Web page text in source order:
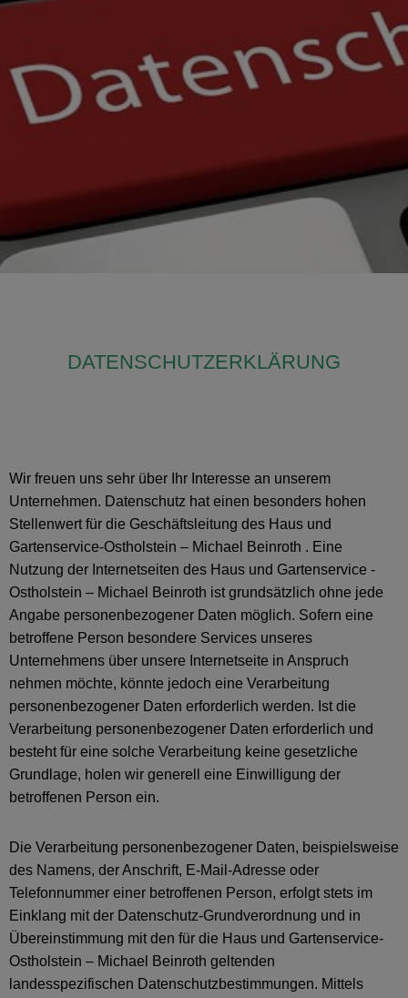
DATENSCHUTZERKLÄRUNG
Wir freuen uns sehr über Ihr Interesse an unserem
Unternehmen. Datenschutz hat einen besonders hohen
Stellenwert für die Geschäftsleitung des Haus und
Gartenservice-Ostholstein – Michael Beinroth . Eine
Nutzung der Internetseiten des Haus und Gartenservice -
Ostholstein – Michael Beinroth ist grundsätzlich ohne jede
Angabe personenbezogener Daten möglich. Sofern eine
betroffene Person besondere Services unseres
Unternehmens über unsere Internetseite in Anspruch
nehmen möchte, könnte jedoch eine Verarbeitung
personenbezogener Daten erforderlich werden. Ist die
Verarbeitung personenbezogener Daten erforderlich und
besteht für eine solche Verarbeitung keine gesetzliche
Grundlage, holen wir generell eine Einwilligung der
betroffenen Person ein.
Die Verarbeitung personenbezogener Daten, beispielsweise
des Namens, der Anschrift, E-Mail-Adresse oder
Telefonnummer einer betroffenen Person, erfolgt stets im
Einklang mit der Datenschutz-Grundverordnung und in
Übereinstimmung mit den für die Haus und Gartenservice-
Ostholstein – Michael Beinroth geltenden
landesspezifischen Datenschutzbestimmungen. Mittels